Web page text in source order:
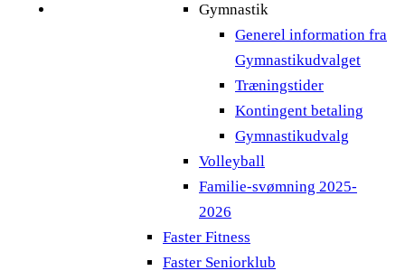
Gymnastik
Generel information fra
Gymnastikudvalget
Træningstider
Kontingent betaling
Gymnastikudvalg
Volleyball
Familie-svømning 2025-
2026
Faster Fitness
Faster Seniorklub